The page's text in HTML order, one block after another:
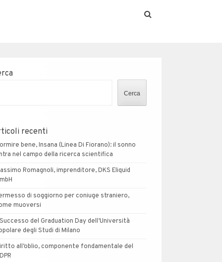
Cerca
recenti
bene, Insana (Linea Di Fiorano): il sonno
nel campo della ricerca scientifica
Romagnoli, imprenditore, DKS Eliquid
di soggiorno per coniuge straniero,
muoversi
del Graduation Day dell’Università
degli Studi di Milano
all’oblio, componente fondamentale del